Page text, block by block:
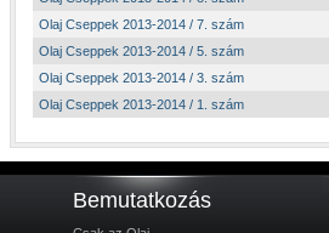
Olaj Cseppek 2013-2014 / 7. szám
Olaj Cseppek 2013-2014 / 5. szám
Olaj Cseppek 2013-2014 / 3. szám
Olaj Cseppek 2013-2014 / 1. szám
Bemutatkozás